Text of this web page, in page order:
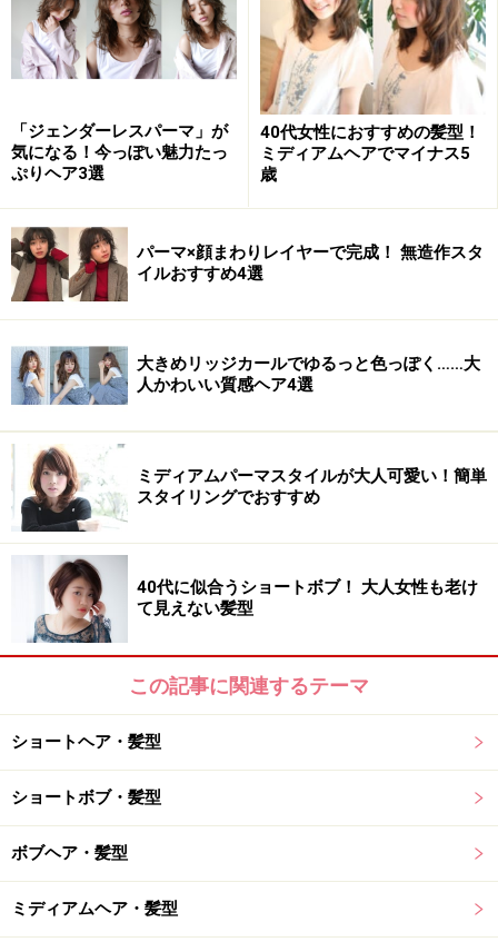
【このスタイルが似合う髪のタイプ】
髪量：少ない～多い
髪質：柔らかい～硬い
髪のクセ：なし～強い
おすすめ2：ニュアンスカールのセンシュア
ルショート
おすすめ2：ニュアンスカールのセンシュアルショート（画
像提供：bangs［バングス］）
甘辛のバランスがとれた、横顔美人なセンシュアルショ
ート。マッシュベースのショートに柔らかいカールをつ
けて、毛流れを美しく。スタイリングはレイヤーごとに
ュにハイライトを忍ばせて、透明感たっぷりに仕上げま
した。
【このスタイルが似合う髪のタイプ】
「ジェンダーレスパーマ」が
気になる！今っぽい魅力たっ
ぷりヘア3選
40代女性におすすめの髪型！
ミディアムヘアでマイナス5
歳
パーマ×顔まわりレイヤーで完成！ 無造作スタ
イルおすすめ4選
大きめリッジカールでゆるっと色っぽく……大
人かわいい質感ヘア4選
ミディアムパーマスタイルが大人可愛い！簡単
スタイリングでおすすめ
40代に似合うショートボブ！ 大人女性も老け
て見えない髪型
この記事に関連するテーマ
ショートヘア・髪型
ショートボブ・髪型
ボブヘア・髪型
ミディアムヘア・髪型